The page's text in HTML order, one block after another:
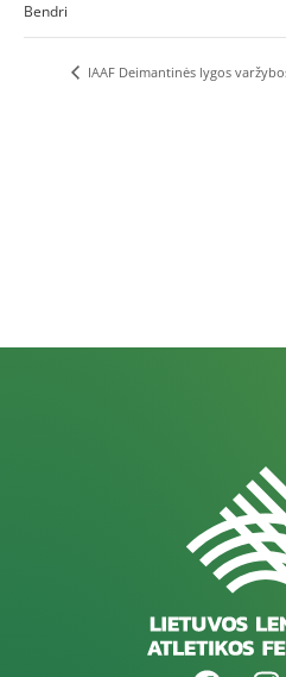
Bendri
IAAF Deimantinės lygos